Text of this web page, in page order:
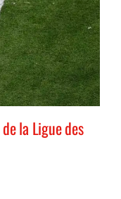
la Ligue des